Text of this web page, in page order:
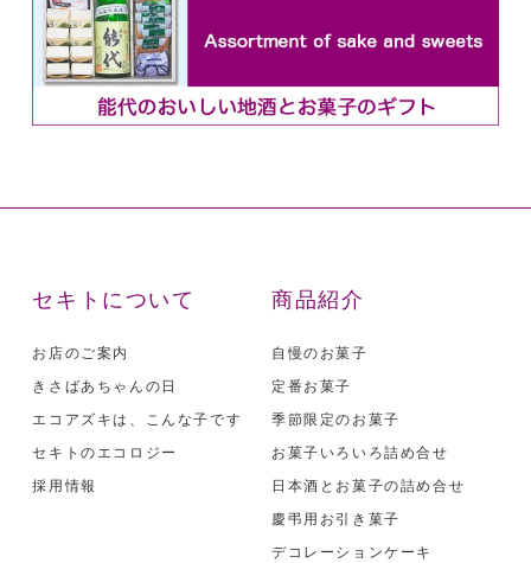
セキトについて
お店のご案内
きさばあちゃんの日
エコアズキは、こんな子です
セキトのエコロジー
採用情報
商品紹介
自慢のお菓子
定番お菓子
季節限定のお菓子
お菓子いろいろ詰め合せ
日本酒とお菓子の詰め合せ
慶弔用お引き菓子
デコレーションケーキ